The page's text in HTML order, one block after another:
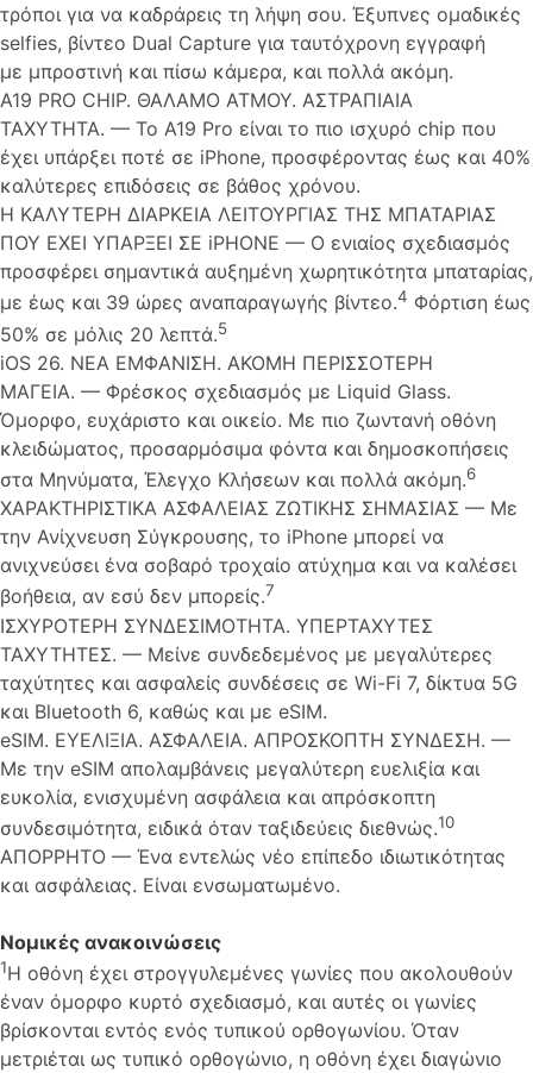
τρόποι για να καδράρεις τη λήψη σου. Έξυπνες ομαδικές
selfies, βίντεο Dual Capture για ταυτόχρονη εγγραφή
με μπροστινή και πίσω κάμερα, και πολλά ακόμη.
A19 PRO CHIP. ΘΑΛΑΜΟ ΑΤΜΟΥ. ΑΣΤΡΑΠΙΑΙΑ
ΤΑΧΥΤΗΤΑ. — Το A19 Pro είναι το πιο ισχυρό chip που
έχει υπάρξει ποτέ σε iPhone, προσφέροντας έως και 40%
καλύτερες επιδόσεις σε βάθος χρόνου.
Η ΚΑΛΥΤΕΡΗ ΔΙΑΡΚΕΙΑ ΛΕΙΤΟΥΡΓΙΑΣ ΤΗΣ ΜΠΑΤΑΡΙΑΣ
ΠΟΥ ΕΧΕΙ ΥΠΑΡΞΕΙ ΣΕ iPHONE — Ο ενιαίος σχεδιασμός
προσφέρει σημαντικά αυξημένη χωρητικότητα μπαταρίας,
με έως και 39 ώρες αναπαραγωγής βίντεο.4 Φόρτιση έως
50% σε μόλις 20 λεπτά.5
iOS 26. ΝΕΑ ΕΜΦΑΝΙΣΗ. ΑΚΟΜΗ ΠΕΡΙΣΣΟΤΕΡΗ
ΜΑΓΕΙΑ. — Φρέσκος σχεδιασμός με Liquid Glass.
Όμορφο, ευχάριστο και οικείο. Με πιο ζωντανή οθόνη
κλειδώματος, προσαρμόσιμα φόντα και δημοσκοπήσεις
στα Μηνύματα, Έλεγχο Κλήσεων και πολλά ακόμη.6
ΧΑΡΑΚΤΗΡΙΣΤΙΚΑ ΑΣΦΑΛΕΙΑΣ ΖΩΤΙΚΗΣ ΣΗΜΑΣΙΑΣ — Με
την Ανίχνευση Σύγκρουσης, το iPhone μπορεί να
ανιχνεύσει ένα σοβαρό τροχαίο ατύχημα και να καλέσει
βοήθεια, αν εσύ δεν μπορείς.7
ΙΣΧΥΡΟΤΕΡΗ ΣΥΝΔΕΣΙΜΟΤΗΤΑ. ΥΠΕΡΤΑΧΥΤΕΣ
ΤΑΧΥΤΗΤΕΣ. — Μείνε συνδεδεμένος με μεγαλύτερες
ταχύτητες και ασφαλείς συνδέσεις σε Wi-Fi 7, δίκτυα 5G
και Bluetooth 6, καθώς και με eSIM.
eSIM. ΕΥΕΛΙΞΙΑ. ΑΣΦΑΛΕΙΑ. ΑΠΡΟΣΚΟΠΤΗ ΣΥΝΔΕΣΗ. —
Με την eSIM απολαμβάνεις μεγαλύτερη ευελιξία και
ευκολία, ενισχυμένη ασφάλεια και απρόσκοπτη
συνδεσιμότητα, ειδικά όταν ταξιδεύεις διεθνώς.10
ΑΠΟΡΡΗΤΟ — Ένα εντελώς νέο επίπεδο ιδιωτικότητας
και ασφάλειας. Είναι ενσωματωμένο.
Νομικές ανακοινώσεις
1Η οθόνη έχει στρογγυλεμένες γωνίες που ακολουθούν
έναν όμορφο κυρτό σχεδιασμό, και αυτές οι γωνίες
βρίσκονται εντός ενός τυπικού ορθογωνίου. Όταν
μετριέται ως τυπικό ορθογώνιο, η οθόνη έχει διαγώνιο